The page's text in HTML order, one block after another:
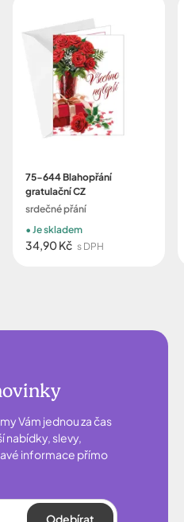
75-644 Blahopřání
gratulační CZ
srdečné přání
34,90 Kč s DPH
Je skladem
Vám jednou za čas
nabídky, slevy,
informace přímo
Odebírat